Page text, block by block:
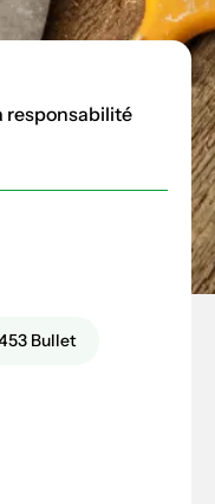
responsabilité
Bullet